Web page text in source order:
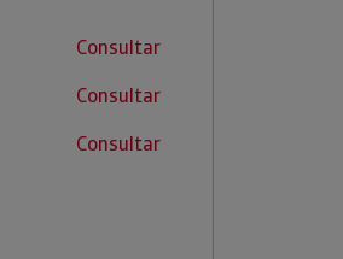
Consultar
Consultar
Consultar